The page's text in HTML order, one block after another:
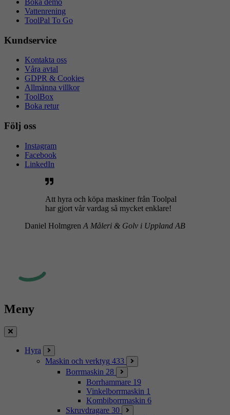
Boka demo
Vattenrening
ToolPal To Go
Kundservice
Kontakta oss
Våra avtal
GDPR & Cookies
Allmänna villkor
ToolBox
Boka retur
Följ oss
Instagram
Facebook
LinkedIn
Att hyra och köpa maskiner från Toolpal
har gjort vår vardag så mycket enklare!
Daniel Holmgren A Måleri & Golv i Uppland AB
Meny
Stäng
Hyra
Maskin och verktyg 433
Borrmaskin 28
Borrhammare 19
Vinkelborrmaskin 1
Kombiborrmaskin 6
Skruvdragare 30